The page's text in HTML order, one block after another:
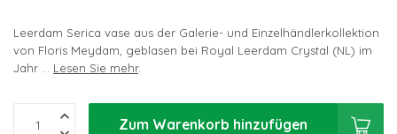
Leerdam Serica vase aus der Galerie- und Einzelhändlerkollektion
von Floris Meydam, geblasen bei Royal Leerdam Crystal (NL) im
Jahr ... Lesen Sie mehr.
Zum Warenkorb hinzufügen